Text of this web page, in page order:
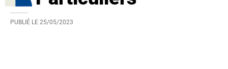
PUBLIÉ LE 25/05/2023